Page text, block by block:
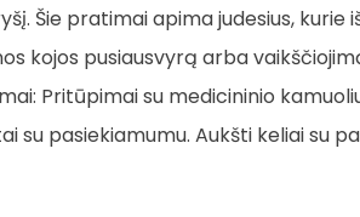
Šie pratimai apima judesius, kurie
kojos pusiausvyrą arba
Pritūpimai su medicininio
su pasiekiamumu. Aukšti keliai su